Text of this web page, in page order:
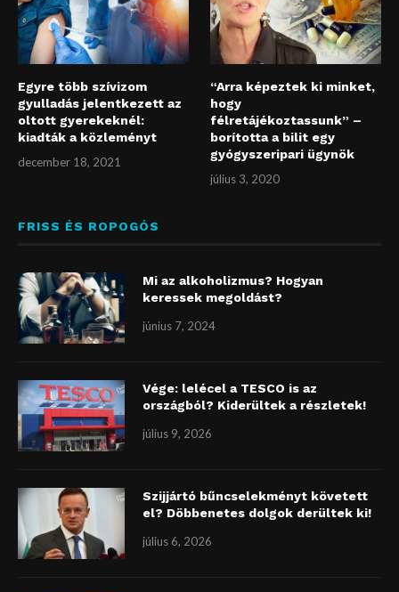
Egyre több szívizom
gyulladás jelentkezett az
oltott gyerekeknél:
kiadták a közleményt
december 18, 2021
“Arra képeztek ki minket,
hogy
félretájékoztassunk” –
borította a bilit egy
gyógyszeripari ügynök
július 3, 2020
FRISS ÉS ROPOGÓS
Mi az alkoholizmus? Hogyan
keressek megoldást?
június 7, 2024
Vége: lelécel a TESCO is az
országból? Kiderültek a részletek!
július 9, 2026
Szijjártó bűncselekményt követett
el? Döbbenetes dolgok derültek ki!
július 6, 2026